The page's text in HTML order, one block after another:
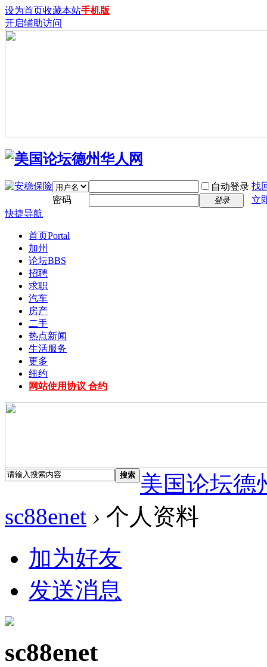
设为首页收藏本站手机版
开启辅助访问
自动登录 找
密码
登录
立
快捷导航
首页Portal
加州
论坛BBS
招聘
求职
汽车
房产
二手
热点新闻
生活服务
更多
纽约
网站使用协议 合约
搜索
美国论坛德
sc88enet › 个人资料
加为好友
发送消息
sc88enet